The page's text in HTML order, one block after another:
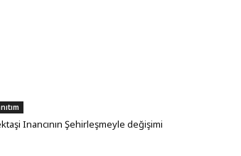
Inancının Şehirleşmeyle değişimi